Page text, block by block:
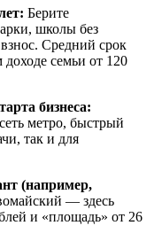
Берите
школы без
Средний срок
семьи от 120
бизнеса:
метро, быстрый
так и для
(например,
— здесь
и «площадь» от 26